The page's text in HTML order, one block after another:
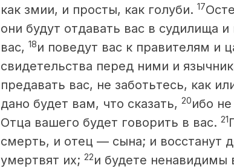
как змии, и просты, как голуби. 17
они будут отдавать вас в судилища и
вас, 18и поведут вас к правителям и
свидетельства перед ними и
предавать вас, не заботьтесь, как
дано будет вам, что сказать, 20ибо
Отца вашего будет говорить в вас. 21
смерть, и отец — сына; и восстанут
умертвят их; 22и будете